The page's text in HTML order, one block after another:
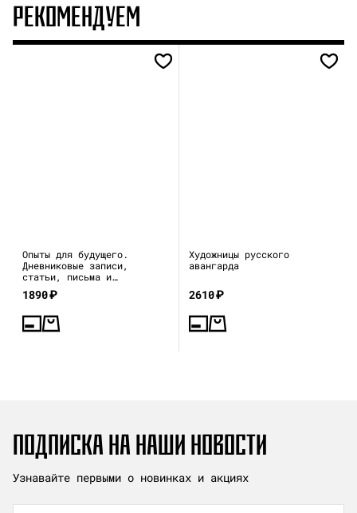
РЕКОМЕНДУЕМ
Опыты для будущего.
Дневниковые записи,
статьи, письма и
воспоминания
1890₽
Художницы русского
авангарда
2610₽
ПОДПИСКА НА НАШИ НОВОСТИ
Узнавайте первыми о новинках и акциях